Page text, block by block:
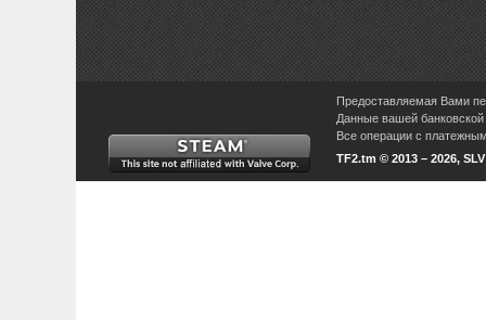
Предоставляемая Вами
Данные вашей
Все операции с
TF2.tm © 2013 – 2026,